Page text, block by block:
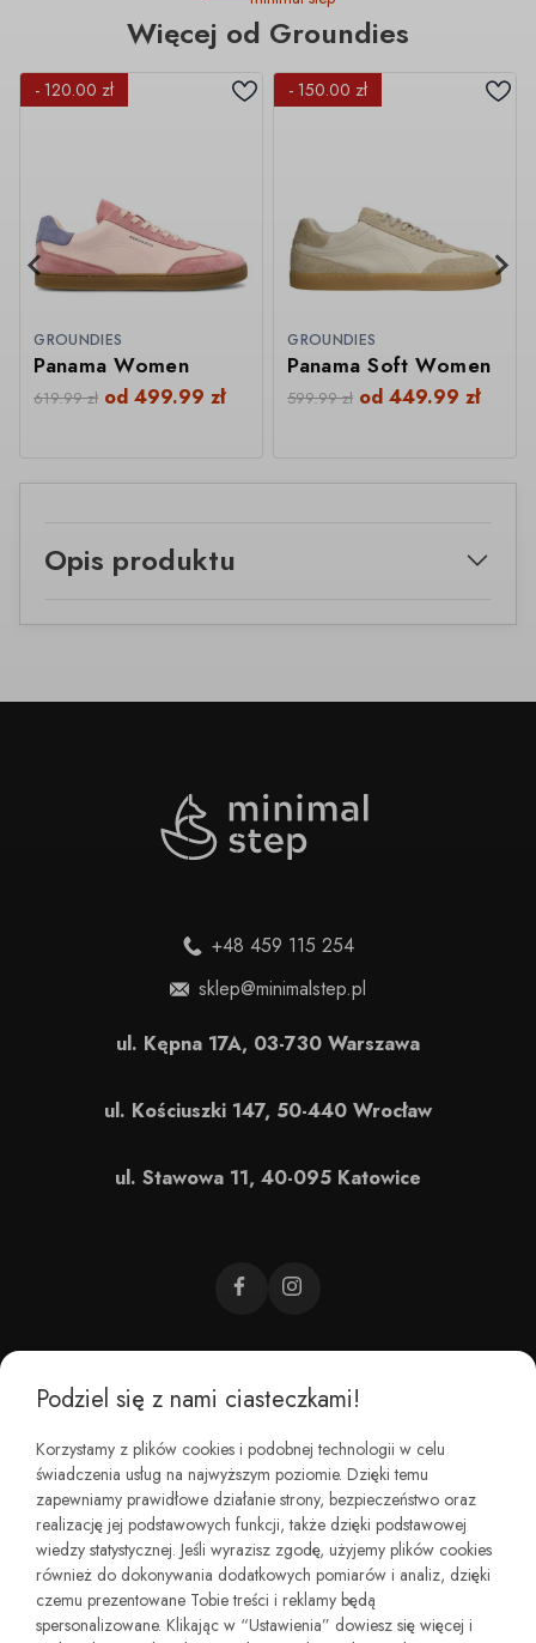
Więcej od Groundies
- 120.00 zł
GROUNDIES
Panama Women
619.99zł od499.99zł
- 150.00 zł
GROUNDIES
Panama Soft Women
599.99zł od449.99zł
Opis produktu
CZEMU BAREFOOT?
KIM JESTEŚMY?
REGULAMINY I ZWROTY
+48 459 115 254
sklep@minimalstep.pl
ul. Kępna 17A, 03-730 Warszawa
ul. Kościuszki 147, 50-440 Wrocław
ul. Stawowa 11, 40-095 Katowice
Podziel się z nami ciasteczkami!
Korzystamy z plików cookies i podobnej technologii w celu
świadczenia usług na najwyższym poziomie. Dzięki temu
zapewniamy prawidłowe działanie strony, bezpieczeństwo oraz
realizację jej podstawowych funkcji, także dzięki podstawowej
wiedzy statystycznej. Jeśli wyrazisz zgodę, użyjemy plików cookies
również do dokonywania dodatkowych pomiarów i analiz, dzięki
czemu prezentowane Tobie treści i reklamy będą
spersonalizowane. Klikając w “Ustawienia” dowiesz się więcej i